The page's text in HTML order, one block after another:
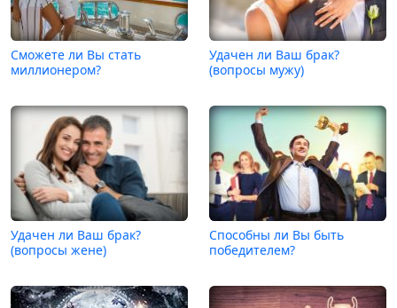
Сможете ли Вы стать
миллионером?
Удачен ли Ваш брак?
(вопросы мужу)
Удачен ли Ваш брак?
(вопросы жене)
Способны ли Вы быть
победителем?